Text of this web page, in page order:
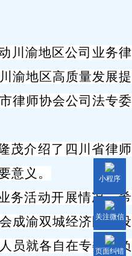
小程序
关注微信
页面纠错
川渝地区公司业务律
渝地区高质量发展提
律师协会公司法专委
茂介绍了 四川省律师
意义。
务活动开展情况，希
成渝双城经济圈建设
员就各自在专委会负